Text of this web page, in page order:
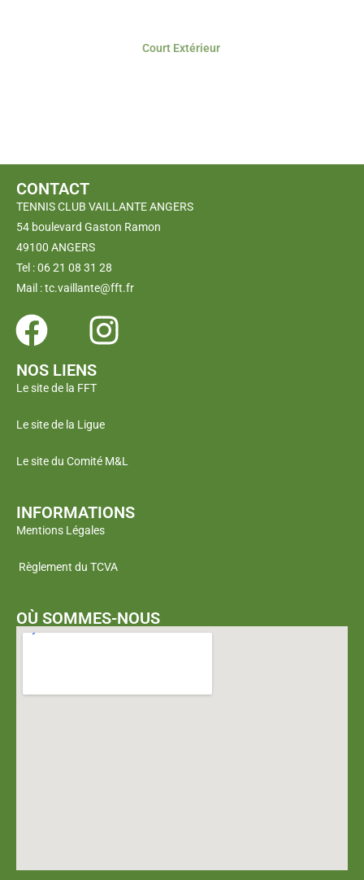
Court Extérieur
CONTACT
TENNIS CLUB VAILLANTE ANGERS
54 boulevard Gaston Ramon
49100 ANGERS
Tel : 06 21 08 31 28
Mail : tc.vaillante@fft.fr
NOS LIENS
Le site de la FFT
Le site de la Ligue
Le site du Comité M&L
INFORMATIONS
Mentions Légales
Règlement du TCVA
OÙ SOMMES-NOUS